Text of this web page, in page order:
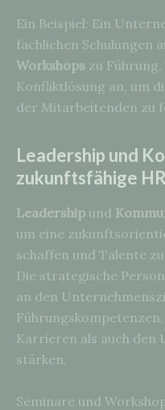
Ein Beispiel: Ein
fachlichen Schulungen
Workshops zu
Konfliktlösung an, um
der Mitarbeitenden zu
Leadership und
zukunftsfähige
Leadership und
um eine
schaffen und Talente
Die strategische
an den
Karrieren als auch den
stärken.
Seminare und